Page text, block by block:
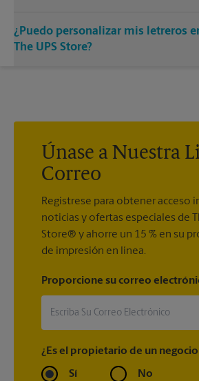
hacen una presentación llamativa.
The UPS Store para obtener ejemplos a
¿Puedo personalizar mis letreros
The UPS Store?
Únase a Nuestra
Correo
Regístrese para obtener acceso
noticias y ofertas especiales de
Store® y ahorre un 15 % en su
de impresión en línea.
Proporcione su correo
¿Es el propietario de un
Sí No